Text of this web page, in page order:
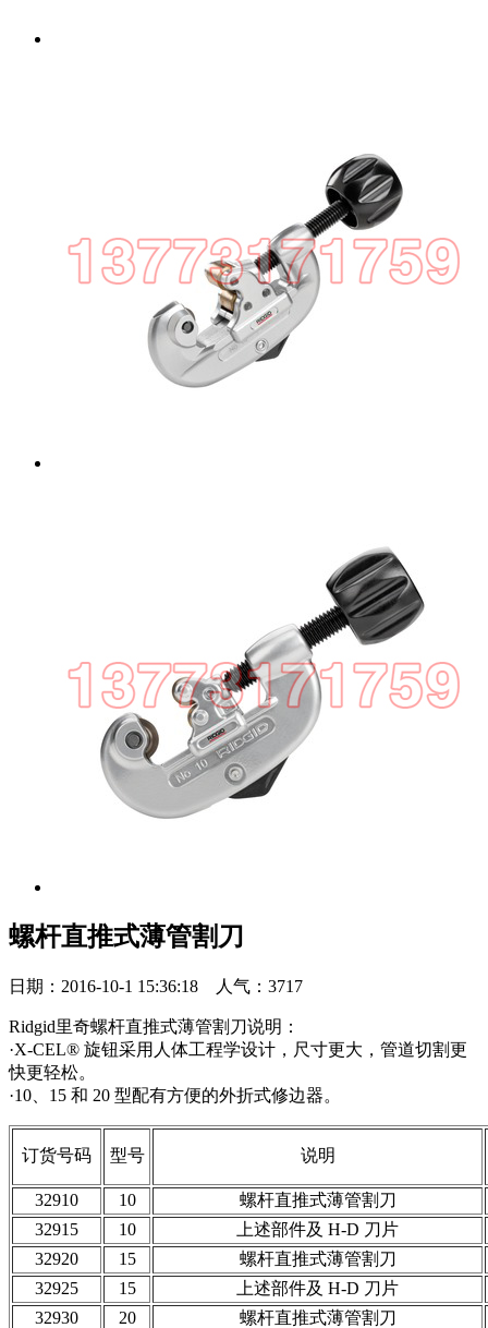
螺杆直推式薄管割刀
日期：2016-10-1 15:36:18 人气：3717
Ridgid里奇螺杆直推式薄管割刀说明：
·X-CEL® 旋钮采用人体工程学设计，尺寸更大，管道切割更
快更轻松。
·10、15 和 20 型配有方便的外折式修边器。
订货号码 型号 说明
32910 10
螺杆直推式薄管割刀
32915
10
上述部件及 H-D 刀片
32920
15
螺杆直推式薄管割刀
32925
15
上述部件及 H-D 刀片
32930
20
螺杆直推式薄管割刀